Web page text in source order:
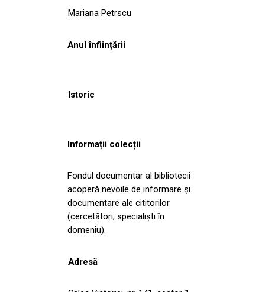
Mariana Petrscu
Anul înființării
Istoric
Informații colecții
Fondul documentar al bibliotecii
acoperă nevoile de informare și
documentare ale cititorilor
(cercetători, specialiști în
domeniu).
Adresă